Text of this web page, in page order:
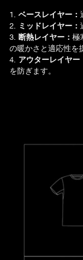
1. ベースレイヤー：
2.
ミッドレイヤー：
3. 断熱レイヤー： 極
の暖かさと適応性を
4. アウターレイヤー
を防ぎます。